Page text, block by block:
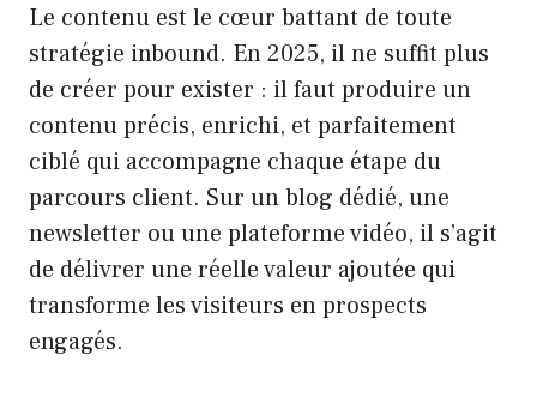
Le contenu est le cœur battant de toute
stratégie inbound. En 2025, il ne suffit plus
de créer pour exister : il faut produire un
contenu précis, enrichi, et parfaitement
ciblé qui accompagne chaque étape du
parcours client. Sur un blog dédié, une
newsletter ou une plateforme vidéo, il s’agit
de délivrer une réelle valeur ajoutée qui
transforme les visiteurs en prospects
engagés.